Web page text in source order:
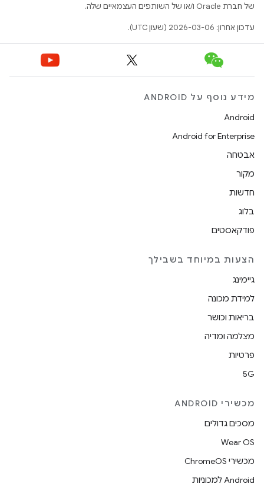
של חברת Oracle ו/או של השותפים העצמאיים שלה.
עדכון אחרון: 2026-03-06 (שעון UTC).
מידע נוסף על ANDROID
Android
Android for Enterprise
אבטחה
מקור
חדשות
בלוג
פודקאסטים
הצעות במיוחד בשבילך
גיימינג
למידת מכונה
בריאות וכושר
מצלמה ומדיה
פרטיות
5G
מכשירי ANDROID
מסכים גדולים
Wear OS
מכשירי ChromeOS
Android למכוניות